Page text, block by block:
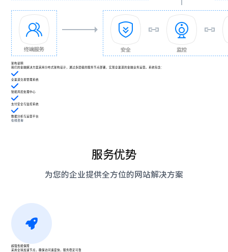
架构说明
我们的金融解决方案采用分布式架构设计，通过多层级的服务节点部署，实现全渠道的金融业务运营。系统包含：
全渠道交易管理系统
智能风控处理中心
支付安全与监控系统
数据分析与运营平台
在线咨询
服务优势
为您的企业提供全方位的网站解决方案
超强性能保障
采用全球加速节点，确保访问速度快，服务稳定可靠